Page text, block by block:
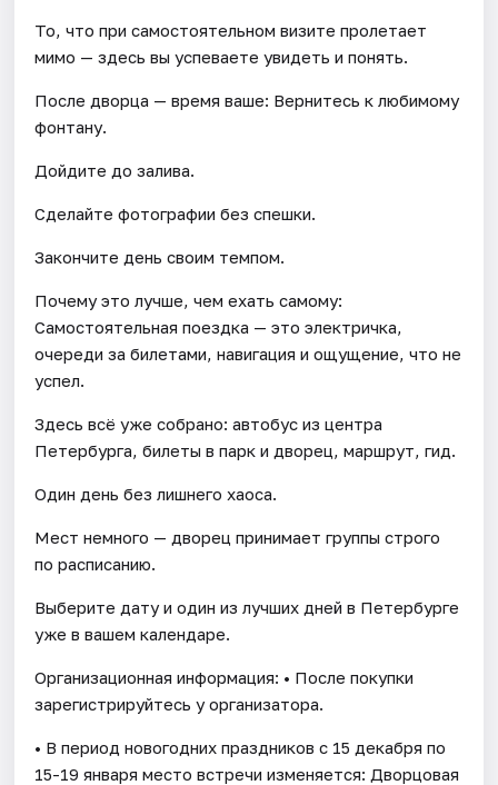
То, что при самостоятельном визите пролетает
мимо — здесь вы успеваете увидеть и понять.
После дворца — время ваше: Вернитесь к любимому
фонтану.
Дойдите до залива.
Сделайте фотографии без спешки.
Закончите день своим темпом.
Почему это лучше, чем ехать самому:
Самостоятельная поездка — это электричка,
очереди за билетами, навигация и ощущение, что не
успел.
Здесь всё уже собрано: автобус из центра
Петербурга, билеты в парк и дворец, маршрут, гид.
Один день без лишнего хаоса.
Мест немного — дворец принимает группы строго
по расписанию.
Выберите дату и один из лучших дней в Петербурге
уже в вашем календаре.
Организационная информация: • После покупки
зарегистрируйтесь у организатора.
• В период новогодних праздников с 15 декабря по
15-19 января место встречи изменяется: Дворцовая